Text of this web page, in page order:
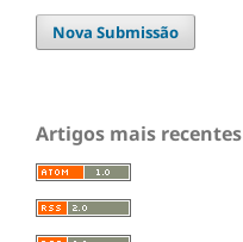
Nova Submissão
Artigos mais recentes